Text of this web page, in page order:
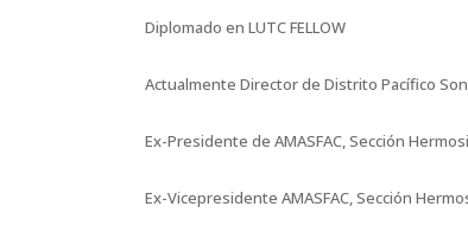
Diplomado en LUTC FELLOW
Actualmente Director de Distrito Pacífico
Ex-Presidente de AMASFAC, Sección
Ex-Vicepresidente AMASFAC, Sección